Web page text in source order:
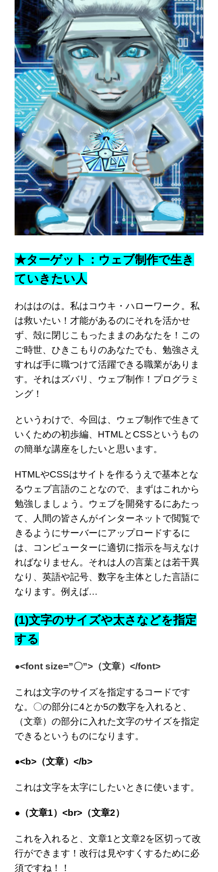
★ターゲット：ウェブ制作で生き
ていきたい人
わははのは。私はコウキ・ハローワーク。私
は救いたい！才能があるのにそれを活かせ
ず、殻に閉じこもったままのあなたを！この
ご時世、ひきこもりのあなたでも、勉強さえ
すれば手に職つけて活躍できる職業がありま
す。それはズバリ、ウェブ制作！プログラミ
ング！
というわけで、今回は、ウェブ制作で生きて
いくための初歩編、HTMLとCSSというもの
の簡単な講座をしたいと思います。
HTMLやCSSはサイトを作るうえで基本とな
るウェブ言語のことなので、まずはこれから
勉強しましょう。ウェブを開発するにあたっ
て、人間の皆さんがインターネットで閲覧で
きるようにサーバーにアップロードするに
は、コンピューターに適切に指示を与えなけ
ればなりません。それは人の言葉とは若干異
なり、英語や記号、数字を主体とした言語に
なります。例えば…
(1)文字のサイズや太さなどを指定
する
●<font size=”〇”>（文章）</font>
これは文字のサイズを指定するコードです
な。〇の部分に4とか5の数字を入れると、
（文章）の部分に入れた文字のサイズを指定
できるというものになります。
●<b>（文章）</b>
これは文字を太字にしたいときに使います。
●（文章1）<br>（文章2）
これを入れると、文章1と文章2を区切って改
行ができます！改行は見やすくするために必
須ですね！！